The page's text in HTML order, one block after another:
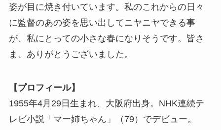
姿が目に焼き付いています。私のこれからの日々
に監督のあの姿を思い出してニヤニヤできる事
が、私にとっての小さな春になりそうです。皆さ
ま、ありがとうございました。
【プロフィール】
1955年4月29日生まれ、大阪府出身。NHK連続テ
レビ小説「マー姉ちゃん」（79）でデビュー。